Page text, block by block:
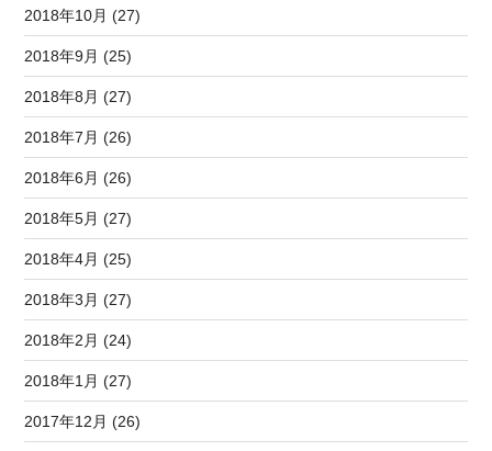
2018年10月 (27)
2018年9月 (25)
2018年8月 (27)
2018年7月 (26)
2018年6月 (26)
2018年5月 (27)
2018年4月 (25)
2018年3月 (27)
2018年2月 (24)
2018年1月 (27)
2017年12月 (26)